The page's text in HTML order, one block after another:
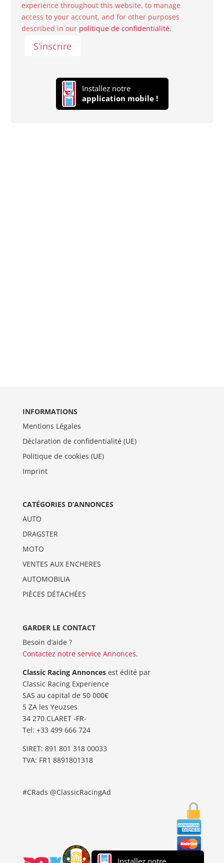
experience throughout this website, to manage
access to your account, and for other purposes
described in our politique de confidentialité.
S’inscrire
Installez notre
application mobile !
INFORMATIONS
Mentions Légales
Déclaration de confidentialité (UE)
Politique de cookies (UE)
Imprint
CATÉGORIES D’ANNONCES
AUTO
DRAGSTER
MOTO
VENTES AUX ENCHERES
AUTOMOBILIA
PIÈCES DÉTACHÉES
GARDER LE CONTACT
Besoin d’aide ?
Contactez notre service Annonces.
Classic Racing Annoncesest édité par
Classic Racing Experience
SAS au capital de 50 000€
5 ZA les Yeuzses
34 270 CLARET -FR-
Tel: ‭+33 499 666 724‬
SIRET: 891 801 318 00033
TVA: FR1 8891801318
#CRads @ClassicRacingAd